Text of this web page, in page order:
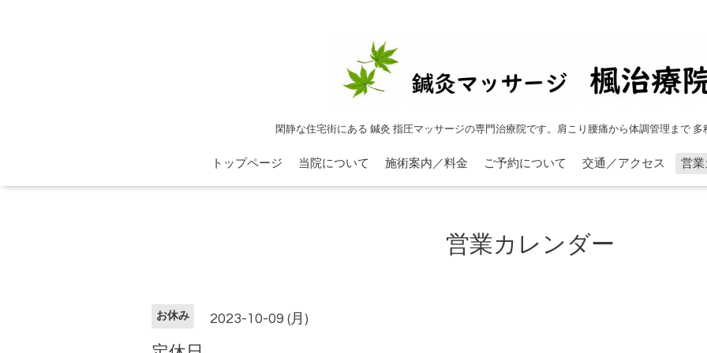
閑静な住宅街にある 鍼灸 指圧マッサージの専門治療院です。肩こり腰痛から体調管理まで 多
トップページ 当院について 施術案内／料金 ご予約について 交通／アクセス 営業
営業カレンダー
お休み 2023-10-09 (月)